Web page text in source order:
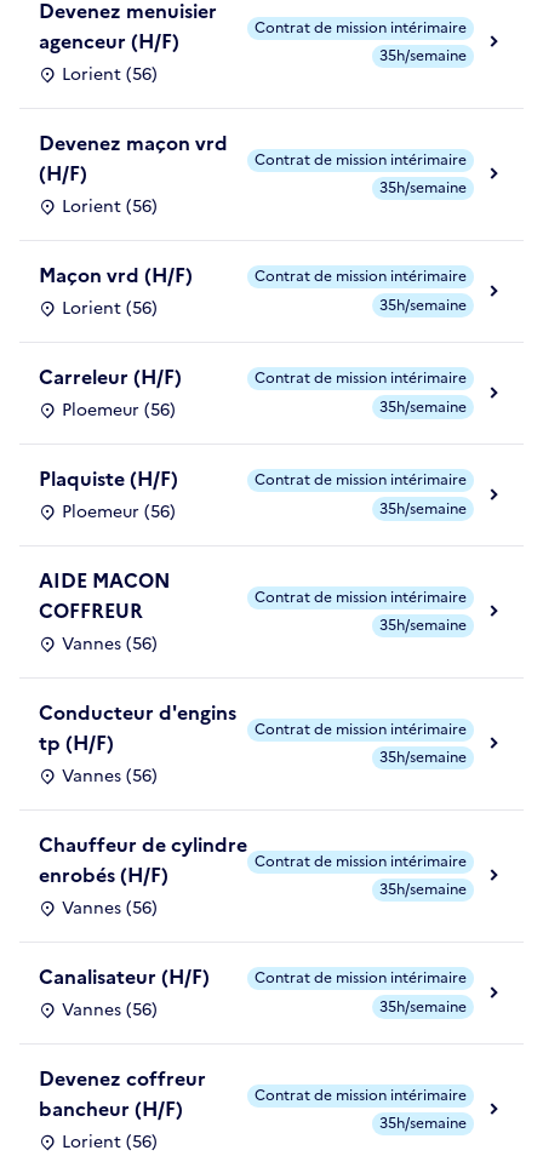
Devenez menuisier
agenceur (H/F)
Lorient (56)
Contrat de mission intérimaire
35h/semaine
Devenez maçon vrd
(H/F)
Lorient (56)
Contrat de mission intérimaire
35h/semaine
Maçon vrd (H/F)
Lorient (56)
Contrat de mission intérimaire
35h/semaine
Carreleur (H/F)
Ploemeur (56)
Contrat de mission intérimaire
35h/semaine
Plaquiste (H/F)
Ploemeur (56)
Contrat de mission intérimaire
35h/semaine
AIDE MACON
COFFREUR
Vannes (56)
Contrat de mission intérimaire
35h/semaine
Conducteur d'engins
tp (H/F)
Vannes (56)
Contrat de mission intérimaire
35h/semaine
Chauffeur de cylindre
enrobés (H/F)
Vannes (56)
Contrat de mission intérimaire
35h/semaine
Canalisateur (H/F)
Vannes (56)
Contrat de mission intérimaire
35h/semaine
Devenez coffreur
bancheur (H/F)
Lorient (56)
Contrat de mission intérimaire
35h/semaine